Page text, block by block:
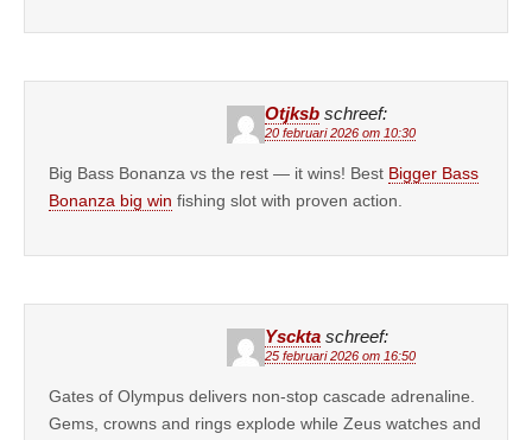
Otjksb schreef:
20 februari 2026 om 10:30
Big Bass Bonanza vs the rest — it wins! Best Bigger Bass
Bonanza big win fishing slot with proven action.
Ysckta schreef:
25 februari 2026 om 16:50
Gates of Olympus delivers non-stop cascade adrenaline.
Gems, crowns and rings explode while Zeus watches and